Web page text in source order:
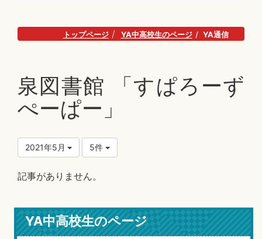
トップページ YA中高校生のページ YA通信
泉図書館 「すぱろーず
ぺーぱー」
2021年5月 5件
記事がありません。
YA中高校生のページ